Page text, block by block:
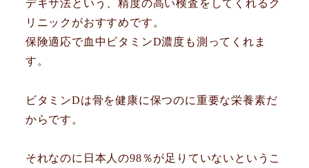
デキサ法という、精度の高い検査をしてくれるク
リニックがおすすめです。
保険適応で血中ビタミンD濃度も測ってくれま
す。
ビタミンDは骨を健康に保つのに重要な栄養素だ
からです。
それなのに日本人の98％が足りていないというこ